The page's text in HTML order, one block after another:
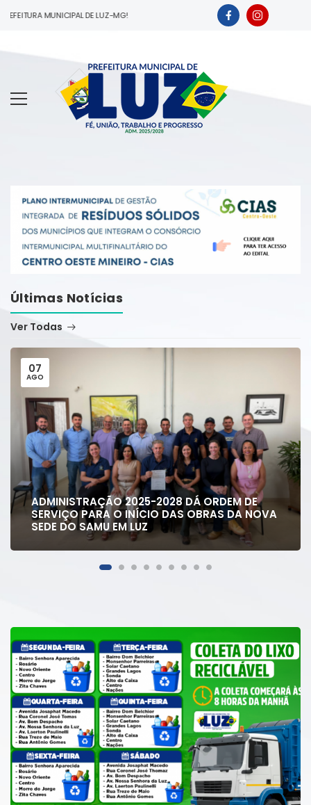
MUNICIPAL DE LUZ-MG!
Últimas Notícias
Ver Todas
07
AGO
ADMINISTRAÇÃO 2025-2028 DÁ ORDEM DE
SERVIÇO PARA O INÍCIO DAS OBRAS DA NOVA
SEDE DO SAMU EM LUZ